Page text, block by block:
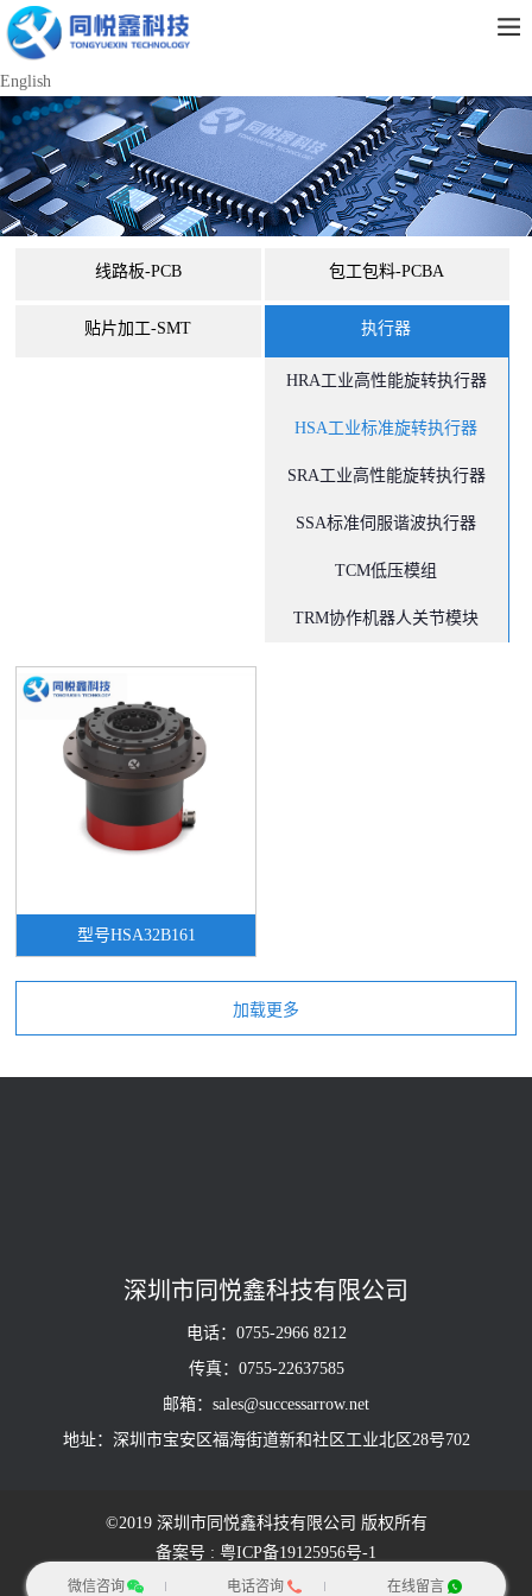
English
线路板-PCB 包工包料-PCBA
贴片加工-SMT 执行器
HRA工业高性能旋转执行器
HSA工业标准旋转执行器
SRA工业高性能旋转执行器
SSA标准伺服谐波执行器
TCM低压模组
TRM协作机器人关节模块
型号HSA32B161
深圳市同悦鑫科技有限公司
电话：0755-2966 8212
传真：0755-22637585
邮箱：sales@successarrow.net
地址：深圳市宝安区福海街道新和社区工业北区28号702
©2019 深圳市同悦鑫科技有限公司 版权所有
备案号 : 粤ICP备19125956号-1
| 网站地图
隐私政策
微信咨询 电话咨询 在线留言